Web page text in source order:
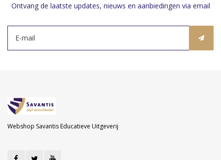
Ontvang de laatste updates, nieuws en aanbiedingen via email
Webshop Savantis Educatieve Uitgeverij